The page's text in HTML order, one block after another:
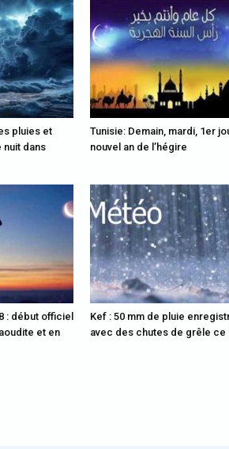
pluies et
dans
Tunisie: Demain, mardi, 1er
nouvel an de l’hégire
: début officiel
et en
Kef : 50 mm de pluie
avec des chutes de grêle ce